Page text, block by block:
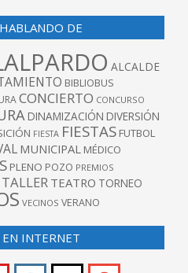
DE
ALCALDE
BIBLIOBUS
CONCIERTO CONCURSO
DINAMIZACIÓN DIVERSIÓN
FIESTA FIESTAS FUTBOL
MUNICIPAL MÉDICO
PLENO POZO PREMIOS
TALLER TEATRO TORNEO
VECINOS VERANO
INTERNET